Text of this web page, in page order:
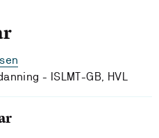
- ISLMT-GB, HVL